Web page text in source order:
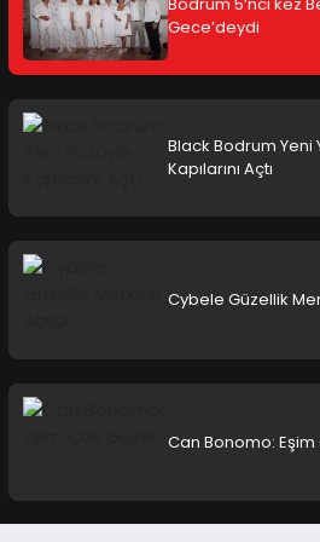
Black Bodrum Yeni
Gece’deydi
Black Bodrum Yeni
Kapılarını Açtı
Cybele Güzellik
Can Bonomo: Eşim